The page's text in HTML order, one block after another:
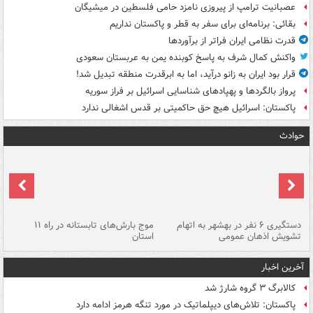
عصبانیت ترامپ از پیروزی نامزد حامی فلسطین در میشیگان
بقائی: برنامه‌ای برای سفر به قطر و پاکستان نداریم
قدرت نظامی ایران فراتر از برآوردها
واکنش کمال شرف به پاسخ کوبنده یمن به عربستان سعودی
قرار بود ایران به زانو درآید، اما به ابرقدرت منطقه تبدیل شد!
پرواز بالگردها و پهپادهای شناسایی اسرائیل بر فراز سوریه
پاکستان: اسرائیل هیچ حق حاکمیتی بر قدس اشغالی ندارد
حوادث
دستگیری ۶ نفر در بهشهر به اتهام
تشویش اذهان عمومی
موج بارش‌های تابستانه در راه ۱۱
استان
آخرین اخبار
کالابرگ ۳ گروه شارژ شد
پاکستان: تلاش‌های دیپلماتیک در مورد تنگه هرمز ادامه دارد